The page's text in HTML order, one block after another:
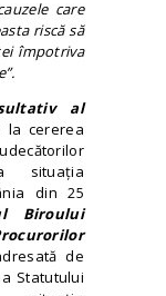
care
riscă să
împotriva
”.
al
cererea
situația
din 25
Biroului
de
Statutului